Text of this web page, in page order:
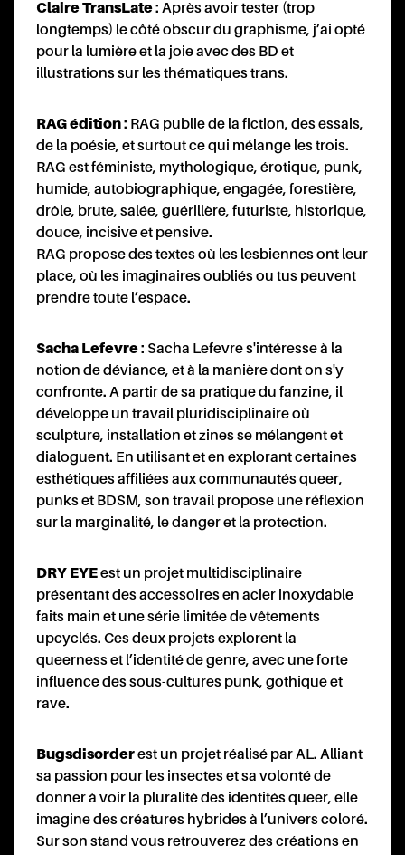
Claire TransLate: Après avoir tester (trop
longtemps) le côté obscur du graphisme, j’ai opté
pour la lumière et la joie avec des BD et
illustrations sur les thématiques trans.
RAG édition: RAG publie de la fiction, des essais,
de la poésie, et surtout ce qui mélange les trois.
RAG est féministe, mythologique, érotique, punk,
humide, autobiographique, engagée, forestière,
drôle, brute, salée, guérillère, futuriste, historique,
douce, incisive et pensive.
RAG propose des textes où les lesbiennes ont leur
place, où les imaginaires oubliés ou tus peuvent
prendre toute l’espace.
Sacha Lefevre: Sacha Lefevre s'intéresse à la
notion de déviance, et à la manière dont on s'y
confronte. A partir de sa pratique du fanzine, il
développe un travail pluridisciplinaire où
sculpture, installation et zines se mélangent et
dialoguent. En utilisant et en explorant certaines
esthétiques affiliées aux communautés queer,
punks et BDSM, son travail propose une réflexion
sur la marginalité, le danger et la protection.
DRY EYEest un projet multidisciplinaire
présentant des accessoires en acier inoxydable
faits main et une série limitée de vêtements
upcyclés. Ces deux projets explorent la
queerness et l’identité de genre, avec une forte
influence des sous-cultures punk, gothique et
rave.
Bugsdisorderest un projet réalisé par AL. Alliant
sa passion pour les insectes et sa volonté de
donner à voir la pluralité des identités queer, elle
imagine des créatures hybrides à l’univers coloré.
Sur son stand vous retrouverez des créations en